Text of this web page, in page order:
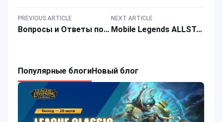
PREVIOUS ARTICLE
Вопросы и Ответы по Honor of Kings для новичков
NEXT ARTICLE
Mobile Legends ALLSTAR 2024: Празднуйте с новыми скинами, героями и событиями!
Популярные блогиНовый блог